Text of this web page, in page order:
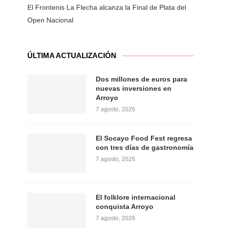
El Frontenis La Flecha alcanza la Final de Plata del
Open Nacional
ÚLTIMA ACTUALIZACIÓN
Dos millones de euros para
nuevas inversiones en
Arroyo
7 agosto, 2026
El Socayo Food Fest regresa
con tres días de gastronomía
7 agosto, 2026
El folklore internacional
conquista Arroyo
7 agosto, 2026